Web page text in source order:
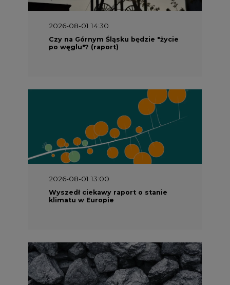
2026-08-01 14:30
Czy na Górnym Śląsku będzie "życie
po węglu"? (raport)
2026-08-01 13:00
Wyszedł ciekawy raport o stanie
klimatu w Europie